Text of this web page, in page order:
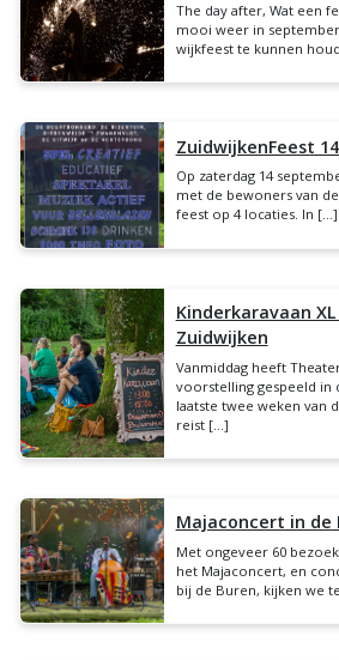
The day after, Wat een
mooi weer in september
wijkfeest te kunnen
ZuidwijkenFeest
Op zaterdag 14
met de bewoners van
feest op 4 locaties. In […]
Kinderkaravaan
Zuidwijken
Vanmiddag heeft
voorstelling gespeeld in
laatste twee weken van
reist […]
Majaconcert in de
Met ongeveer 60
het Majaconcert, en
bij de Buren, kijken we